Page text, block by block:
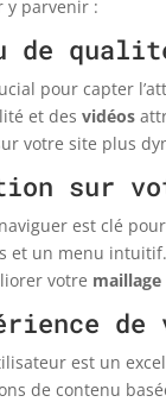
y parvenir :
de
pour capter
et desvidéos
votre site plus
sur
est clé
et un menu
votre
est un
de contenu